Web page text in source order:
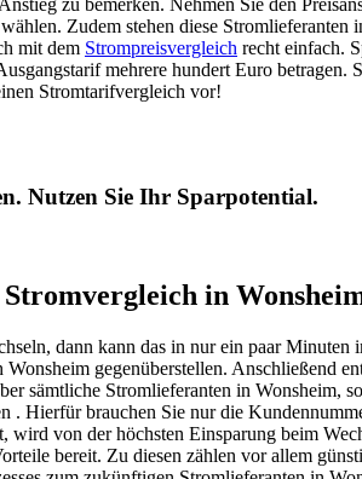
zu bemerken. Nehmen Sie den
Zudem stehen diese
mit dem Strompreisvergleich recht einfach.
mehrere hundert Euro
Stromtarifvergleich vor!
Nutzen Sie Ihr Sparpotential.
in
dann kann das in nur ein paar Minuten
gegenüberstellen. Anschließend
sämtliche Stromlieferanten in Wonsheim,
. Hierfür brauchen Sie nur die
von der höchsten Einsparung beim
bereit. Zu diesen zählen vor allem